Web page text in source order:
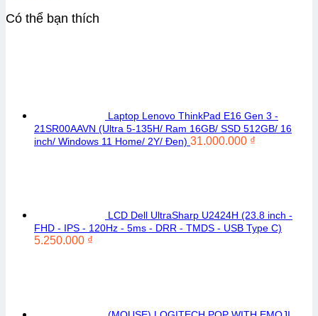
Có thể bạn thích
Laptop Lenovo ThinkPad E16 Gen 3 -
21SR00AAVN (Ultra 5-135H/ Ram 16GB/ SSD 512GB/ 16
inch/ Windows 11 Home/ 2Y/ Đen) 31.000.000 ₫
LCD Dell UltraSharp U2424H (23.8 inch -
FHD - IPS - 120Hz - 5ms - DRR - TMDS - USB Type C)
5.250.000 ₫